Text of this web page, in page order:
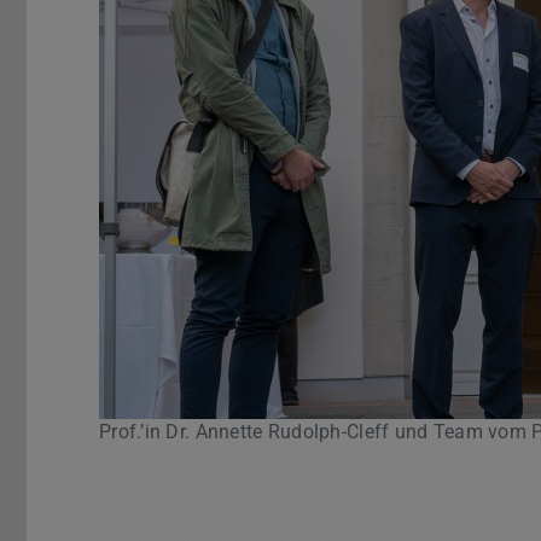
Prof.’in Dr. Annette Rudolph-Cleff und Team vom
Zurück